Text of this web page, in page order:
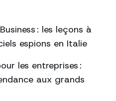
: les leçons à
espions en Italie
les entreprises :
aux grands